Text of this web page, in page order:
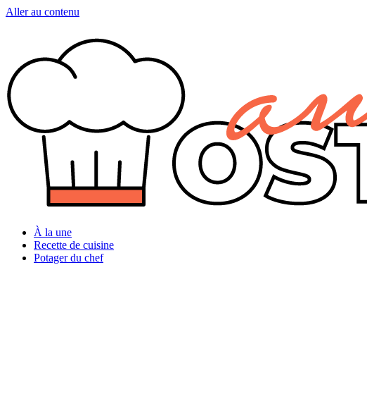
Aller au contenu
À la une
Recette de cuisine
Potager du chef